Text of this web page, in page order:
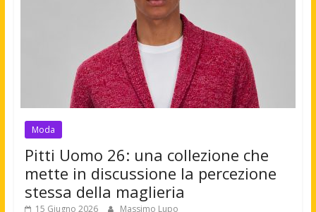
Moda
Pitti Uomo 26: una collezione che
mette in discussione la percezione
stessa della maglieria
15 Giugno 2026 Massimo Lupo